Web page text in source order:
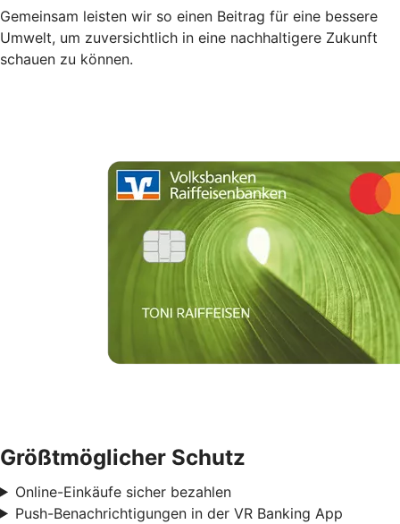
Gemeinsam leisten wir so einen Beitrag für eine bessere
Umwelt, um zuversichtlich in eine nachhaltigere Zukunft
schauen zu können.
Größtmöglicher Schutz
Online-Einkäufe sicher bezahlen
Push-Benachrichtigungen in der VR Banking App